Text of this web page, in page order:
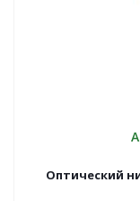
Оптический